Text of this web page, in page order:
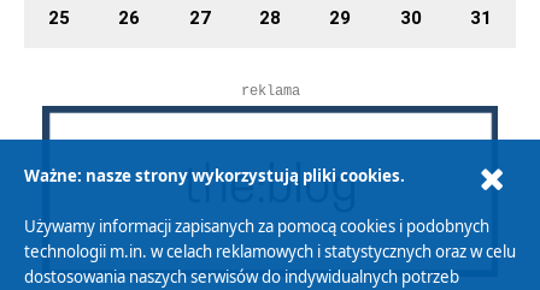
25 26 27 28 29 30 31
reklama
Ważne: nasze strony wykorzystują pliki cookies.
Używamy informacji zapisanych za pomocą cookies i podobnych
technologii m.in. w celach reklamowych i statystycznych oraz w celu
dostosowania naszych serwisów do indywidualnych potrzeb